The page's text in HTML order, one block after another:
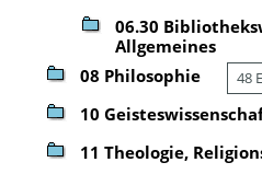
06.30
Allgemeines
08 Philosophie 48
10
11 Theologie,